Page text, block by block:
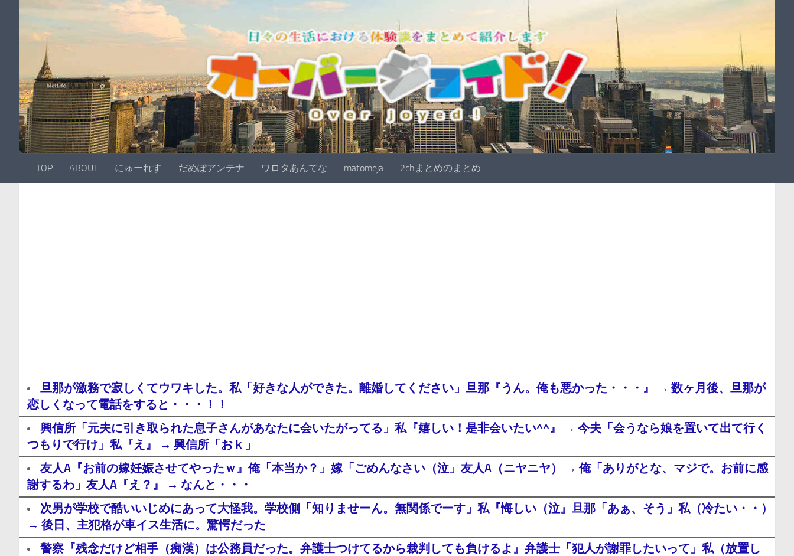
TOP ABOUT にゅーれす だめぽアンテナ ワロタあんてな matomeja 2chまとめのまとめ
旦那が激務で寂しくてウワキした。私「好きな人ができた。離婚してください」旦那『うん。俺も悪かった・・・』 → 数ヶ月後、旦那が
恋しくなって電話をすると・・・！！
興信所「元夫に引き取られた息子さんがあなたに会いたがってる」私『嬉しい！是非会いたい^^』 → 今夫「会うなら娘を置いて出て行く
つもりで行け」私『え』 → 興信所「おｋ」
友人A『お前の嫁妊娠させてやったｗ』俺「本当か？」嫁「ごめんなさい（泣」友人A（ニヤニヤ） → 俺「ありがとな、マジで。お前に感
謝するわ」友人A『え？』 → なんと・・・
次男が学校で酷いいじめにあって大怪我。学校側「知りませーん。無関係でーす」私『悔しい（泣』旦那「あぁ、そう」私（冷たい・・）
→ 後日、主犯格が車イス生活に。驚愕だった
警察『残念だけど相手（痴漢）は公務員だった。弁護士つけてるから裁判しても負けるよ』弁護士「犯人が謝罪したいって」私（放置し